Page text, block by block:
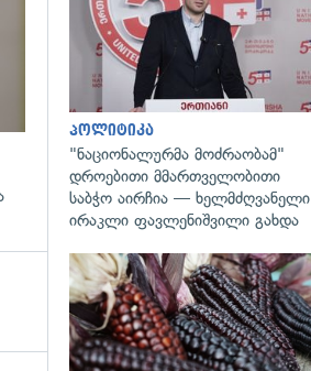
პოლიტიკა
"ნაციონალურმა მოძრაობამ"
დროებითი მმართველობითი
საბჭო აირჩია — ხელმძღვანელი
ირაკლი ფავლენიშვილი გახდა